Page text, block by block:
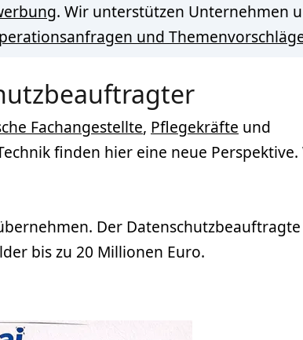
. Wir unterstützen Unternehmen
und
Fachangestellte, Pflegekräfte und
finden hier eine neue
Der
bis zu 20 Millionen Euro.